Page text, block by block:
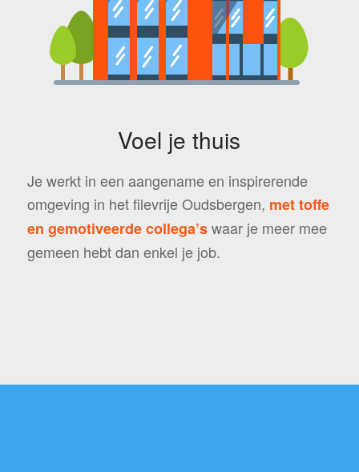
Voel je thuis
Je werkt in een aangename en inspirerende
omgeving in het filevrije Oudsbergen, met toffe
en gemotiveerde collega’swaar je meer mee
gemeen hebt dan enkel je job.